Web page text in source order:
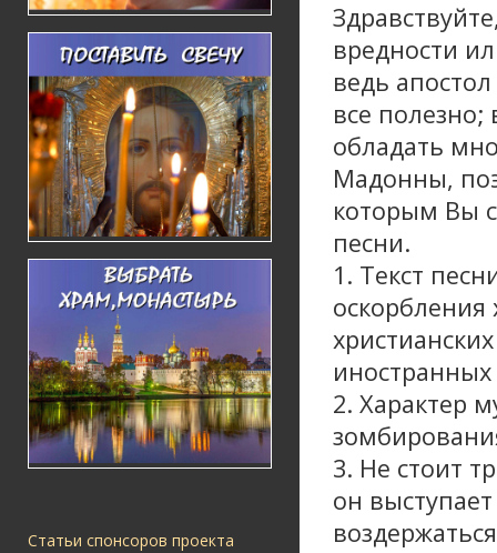
Статьи спонсоров проекта
вредности
ведь
все
обладать
Мадонны,
которым Вы
песни.
1. Текст
2. Характер
3. Не стоит
он